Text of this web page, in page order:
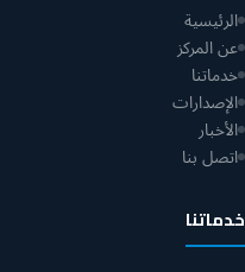
الرئيسية
عن المركز
خدماتنا
الإصدارات
الأخبار
اتصل بنا
خدماتنا